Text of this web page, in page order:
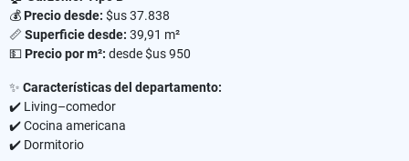
💰Precio desde: $us 37.838
📏 Superficie desde: 39,91 m²
💵Precio por m²: desde $us 950
✨ Características del departamento:
✔️ Living–comedor
✔️ Cocina americana
✔️ Dormitorio